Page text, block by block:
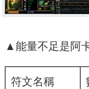
▲能量不足是阿
符文名稱